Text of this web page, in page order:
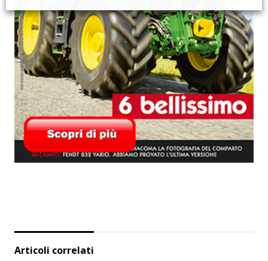
Articoli correlati